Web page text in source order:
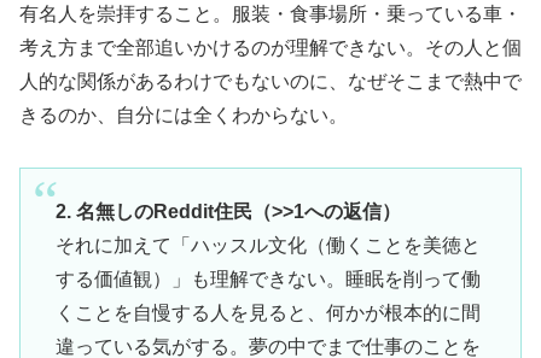
有名人を崇拝すること。服装・食事場所・乗っている車・
考え方まで全部追いかけるのが理解できない。その人と個
人的な関係があるわけでもないのに、なぜそこまで熱中で
きるのか、自分には全くわからない。
2. 名無しのReddit住民（>>1への返信）
それに加えて「ハッスル文化（働くことを美徳と
する価値観）」も理解できない。睡眠を削って働
くことを自慢する人を見ると、何かが根本的に間
違っている気がする。夢の中でまで仕事のことを